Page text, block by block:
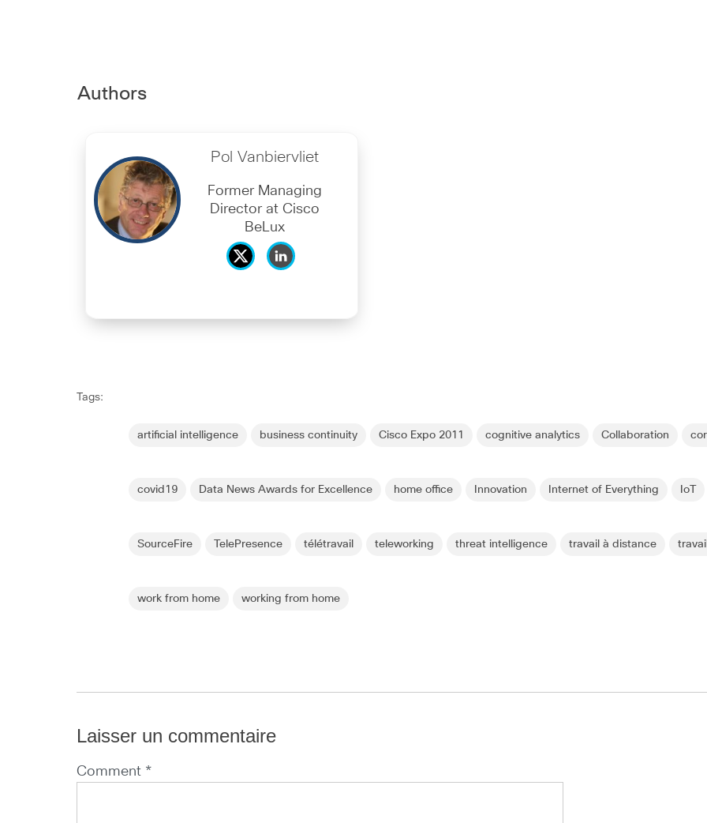
Authors
Pol Vanbiervliet
Former Managing
Director at Cisco
BeLux
Tags:
artificial intelligence business continuity Cisco Expo 2011 cognitive analytics Collaboration
covid19 Data News Awards for Excellence home office Innovation Internet of Everything IoT
SourceFire TelePresence télétravail teleworking threat intelligence travail à distance
work from home working from home
Laisser un commentaire
Comment *